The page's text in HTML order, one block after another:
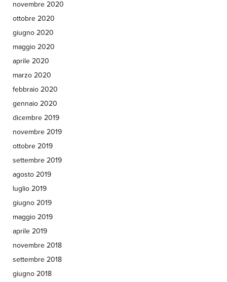
novembre 2020
ottobre 2020
giugno 2020
maggio 2020
aprile 2020
marzo 2020
febbraio 2020
gennaio 2020
dicembre 2019
novembre 2019
ottobre 2019
settembre 2019
agosto 2019
luglio 2019
giugno 2019
maggio 2019
aprile 2019
novembre 2018
settembre 2018
giugno 2018